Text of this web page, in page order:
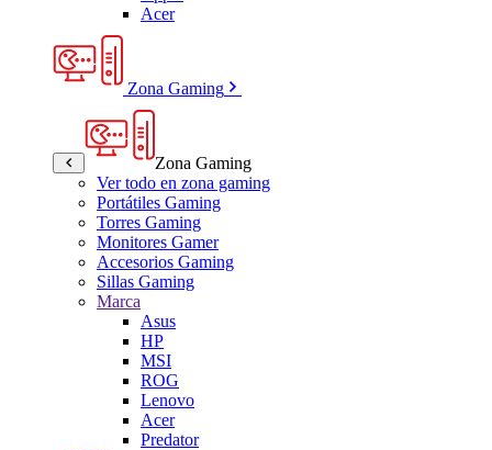
Acer
Zona Gaming
Zona Gaming
Ver todo en zona gaming
Portátiles Gaming
Torres Gaming
Monitores Gamer
Accesorios Gaming
Sillas Gaming
Marca
Asus
HP
MSI
ROG
Lenovo
Acer
Predator